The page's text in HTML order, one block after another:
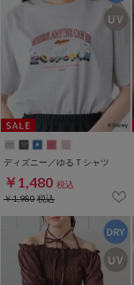
ディズニー／ゆるＴシャツ
￥1,480 税込
￥1,980税込